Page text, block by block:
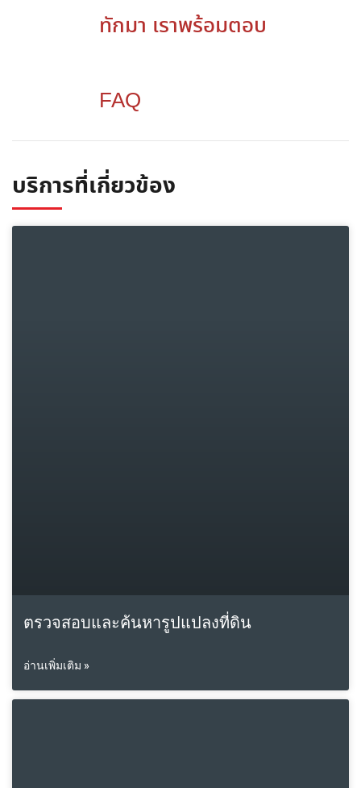
ทักมา เราพร้อมตอบ
FAQ
บริการที่เกี่ยวข้อง
ตรวจสอบและค้นหารูปแปลงที่ดิน
อ่านเพิ่มเติม »